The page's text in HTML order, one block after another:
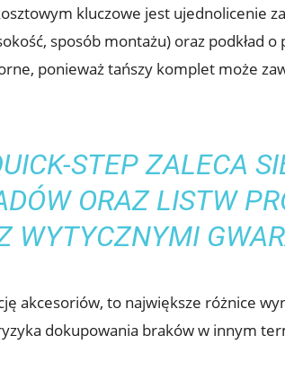
kluczowe jest ujednolicenie
sposób montażu) oraz podkład
ponieważ tańszy komplet może
STEP ZALECA
ORAZ LISTW
WYTYCZNYMI
akcesoriów, to największe różnice
dokupowania braków w innym